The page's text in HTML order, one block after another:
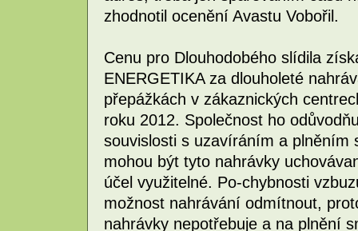
zhodnotil ocenění Avastu Vobořil.
Cenu pro Dlouhodobého slídila
ENERGETIKA za dlouholeté
přepážkách v zákaznických
roku 2012. Společnost ho
souvislosti s uzavíráním a plněním
mohou být tyto nahrávky
účel využitelné. Po-chybnosti
možnost nahrávání odmítnout,
nahrávky nepotřebuje a na plnění